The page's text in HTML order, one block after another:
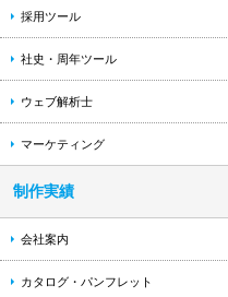
採用ツール
社史・周年ツール
ウェブ解析士
マーケティング
制作実績
会社案内
カタログ・パンフレット